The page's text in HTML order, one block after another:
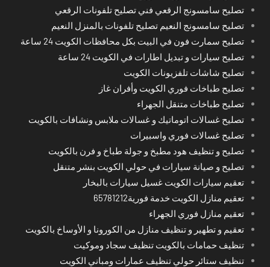
تصليح سامسونج الرقعي فني تصليح تلفونات الرقعي
تصليح سامسونج النعيم تصليح تلفونات بالمنزل النعيم
تصليح سمارت فون في البيت بكل محافظات الكويت 24 ساعة
تصليح سيارات و تبديل اطارات في الكويت 24 ساعة
تصليح شاشات تلفزيونات الكويت
تصليح طباخات فوري الكويت وأفران غاز
تصليح طباخات متنقل الجهراء
تصليح غسالات اتوماتيك و غسالات ملابس ونشافات بالكويت
تصليح غسالات فوري واسبيرات
تصليح و تنظيف هود مطبخ و جولة طباخ و فرن بالكويت
تصليح و صيانة سيارات في حولي الكويت بنشر متنقل
تعقيم سيارات الكويت غسيل سيارات بالبخار
تعقيم منازل الكويت خدمة فورية65781212
تعقيم منازل فوري الجهراء
تعقيم و تطهير و تنظيف منازل من الكورونا و الأوساخ بالكويت
تنظيف حمامات بالكويت تنظيف سجاد وموكيت
تنظيف ستائر حولي تنظيف عمارات ومباني الكويت